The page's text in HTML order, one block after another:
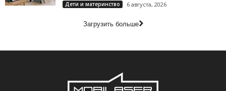
Дети и материнство 6 августа, 2026
Загрузить больше